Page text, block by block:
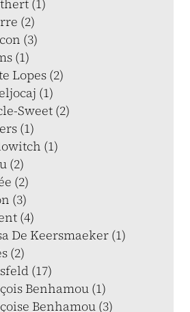
(1)
(2)
(3)
(1)
Lopes (2)
(1)
Sweet (2)
(1)
(1)
(2)
(2)
(3)
(4)
De Keersmaeker (1)
(2)
(17)
Benhamou (1)
Benhamou (3)